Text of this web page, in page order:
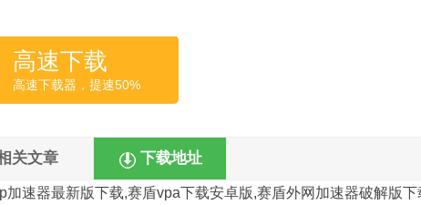
高速下载
高速下载器，提速50%
关文章 下载地址
速器最新版下载,赛盾vpa下载安卓版,赛盾外网加速器破解版下